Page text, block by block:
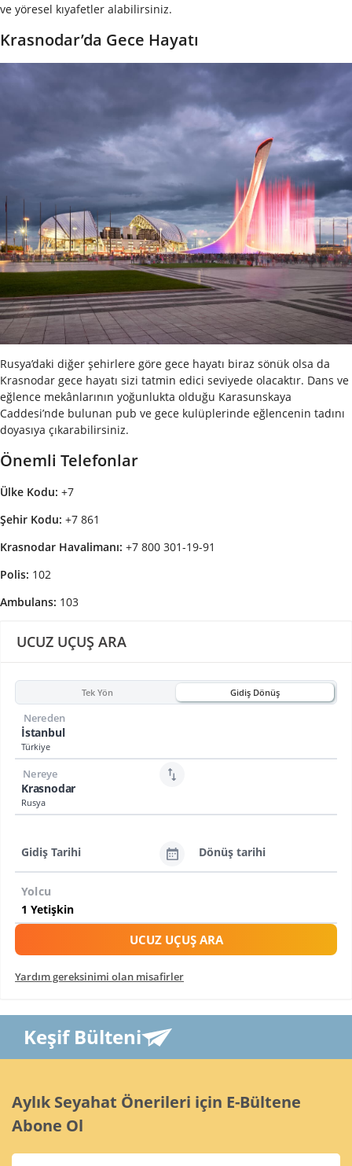
UCUZ UÇUŞ ARA
Tek Yön Gidiş Dönüş
İstanbul
Türkiye
Nereden
Krasnodar
Rusya
Nereye
Gidiş Tarihi Dönüş tarihi
Yolcu
UCUZ UÇUŞ ARA
Yardım gereksinimi olan misafirler
Keşif Bülteni
Aylık Seyahat Önerileri için E-Bültene
Abone Ol
ve yöresel kıyafetler alabilirsiniz.
Krasnodar’da Gece Hayatı
Rusya’daki diğer şehirlere göre gece hayatı biraz sönük olsa da
Krasnodar gece hayatı sizi tatmin edici seviyede olacaktır. Dans ve
eğlence mekânlarının yoğunlukta olduğu Karasunskaya
Caddesi’nde bulunan pub ve gece kulüplerinde eğlencenin tadını
doyasıya çıkarabilirsiniz.
Önemli Telefonlar
Ülke Kodu: +7
Şehir Kodu: +7 861
Krasnodar Havalimanı: +7 800 301-19-91
Polis: 102
Ambulans: 103